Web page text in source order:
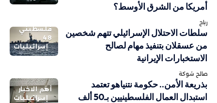
أمريكا من الشرق الأوسط؟
رباح
فلسطيني
48
إسرائيليات
سلطات الاحتلال الإسرائيلي تتهم شخصين
من عسقلان بتنفيذ مهام لصالح
الاستخبارات الإيرانية
صالح شوكة
أهم الاخبار
إسرائيليات
بذريعة الأمن.. حكومة نتنياهو تعتمد
استبدال العمال الفلسطينيين بـ50 ألف